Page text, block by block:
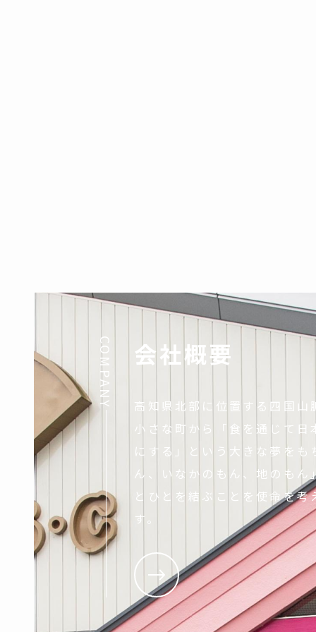
COMPANY 会社概要
高知県北部に位置する四国山
小さな町から「食を通じて
にする」という大きな夢をも
ん、いなかのもん、地のも
とひとを結ぶことを使命を考
す。